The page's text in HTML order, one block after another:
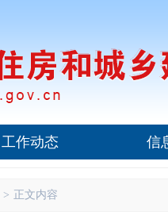
工作动态 信
> 正文内容